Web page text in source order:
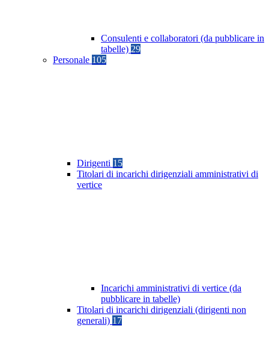
Consulenti e collaboratori (da pubblicare in
tabelle) 29
Personale 105
Dirigenti 15
Titolari di incarichi dirigenziali amministrativi di
vertice
Incarichi amministrativi di vertice (da
pubblicare in tabelle)
Titolari di incarichi dirigenziali (dirigenti non
generali) 17